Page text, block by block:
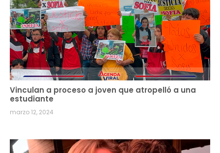
Vinculan a proceso a joven que atropelló a una
estudiante
marzo 12, 2024